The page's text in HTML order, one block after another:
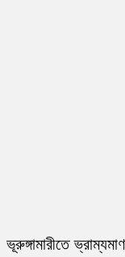
ভূরুঙ্গামারীতে